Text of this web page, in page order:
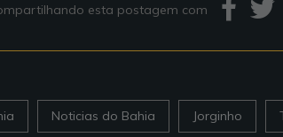
esta postagem com
Noticias do Bahia Jorginho